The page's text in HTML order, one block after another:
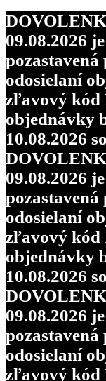
09.08.2026
odosielaní
zľavový kód
objednávky
10.08.2026
09.08.2026
odosielaní
zľavový kód
objednávky
10.08.2026
09.08.2026
odosielaní
zľavový kód